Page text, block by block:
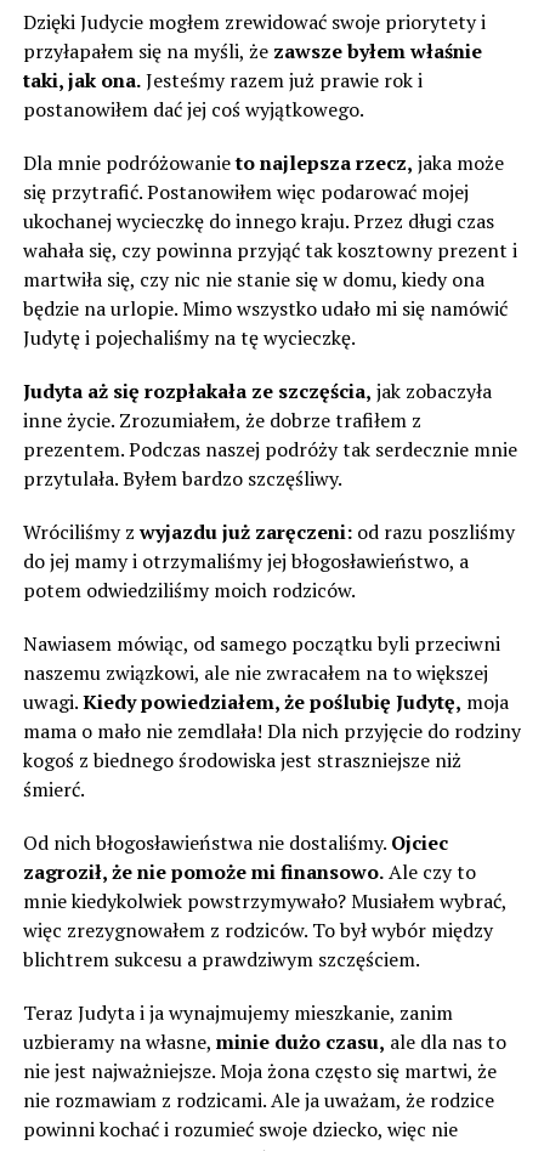
Dzięki Judycie mogłem zrewidować swoje priorytety i
przyłapałem się na myśli, że zawsze byłem właśnie
taki, jak ona.Jesteśmy razem już prawie rok i
postanowiłem dać jej coś wyjątkowego.
Dla mnie podróżowanieto najlepsza rzecz, jaka może
się przytrafić. Postanowiłem więc podarować mojej
ukochanej wycieczkę do innego kraju. Przez długi czas
wahała się, czy powinna przyjąć tak kosztowny prezent i
martwiła się, czy nic nie stanie się w domu, kiedy ona
będzie na urlopie. Mimo wszystko udało mi się namówić
Judytę i pojechaliśmy na tę wycieczkę.
Judyta aż się rozpłakała ze szczęścia, jak zobaczyła
inne życie. Zrozumiałem, że dobrze trafiłem z
prezentem. Podczas naszej podróży tak serdecznie mnie
przytulała. Byłem bardzo szczęśliwy.
Wróciliśmy zwyjazdu już zaręczeni:od razu poszliśmy
do jej mamy i otrzymaliśmy jej błogosławieństwo, a
potem odwiedziliśmy moich rodziców.
Nawiasem mówiąc, od samego początku byli przeciwni
naszemu związkowi, ale nie zwracałem na to większej
uwagi.Kiedy powiedziałem, że poślubię Judytę, moja
mama o mało nie zemdlała! Dla nich przyjęcie do rodziny
kogoś z biednego środowiska jest straszniejsze niż
śmierć.
Od nich błogosławieństwa nie dostaliśmy. Ojciec
zagroził, że nie pomoże mi finansowo.Ale czy to
mnie kiedykolwiek powstrzymywało? Musiałem wybrać,
więc zrezygnowałem z rodziców. To był wybór między
blichtrem sukcesu a prawdziwym szczęściem.
Teraz Judyta i ja wynajmujemy mieszkanie, zanim
uzbieramy na własne, minie dużo czasu, ale dla nas to
nie jest najważniejsze. Moja żona często się martwi, że
nie rozmawiam z rodzicami. Ale ja uważam, że rodzice
powinni kochać i rozumieć swoje dziecko, więc nie